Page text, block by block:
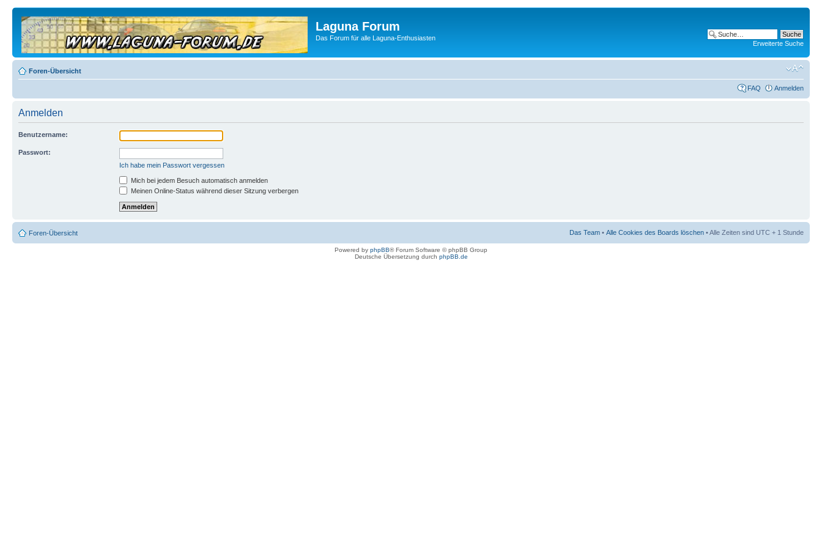
Laguna Forum
Das Forum für alle Laguna-Enthusiasten
Erweiterte Suche
Foren-Übersicht
FAQ Anmelden
Anmelden
Benutzername:
Passwort:
Ich habe mein Passwort vergessen
Mich bei jedem Besuch automatisch anmelden
Meinen Online-Status während dieser Sitzung verbergen
Foren-Übersicht Das Team • Alle Cookies des Boards löschen • Alle Zeiten sind UTC + 1 Stunde
Powered by phpBB® Forum Software © phpBB Group
Deutsche Übersetzung durch phpBB.de